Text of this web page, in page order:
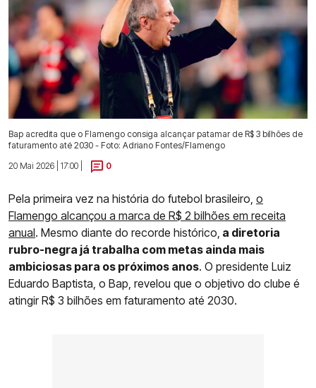
Bap acredita que o Flamengo consiga alcançar patamar de R$ 3 bilhões de
faturamento até 2030 - Foto: Adriano Fontes/Flamengo
20 Mai 2026 | 17:00 |
0
Pela primeira vez na história do futebol brasileiro, o
Flamengo alcançou a marca de R$ 2 bilhões em receita
anual. Mesmo diante do recorde histórico, a diretoria
rubro-negra já trabalha com metas ainda mais
ambiciosas para os próximos anos. O presidente Luiz
Eduardo Baptista, o Bap, revelou que o objetivo do clube é
atingir R$ 3 bilhões em faturamento até 2030.